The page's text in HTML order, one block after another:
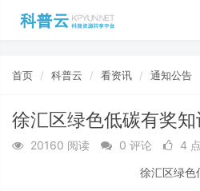
首页 科普云 看资讯 通知公告
徐汇区绿色低碳有奖
20160 阅读 0 评论
4
徐汇区绿色